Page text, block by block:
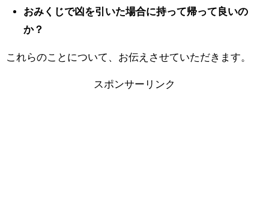
おみくじで凶を引いた場合に持って帰って良いの
か？
これらのことについて、お伝えさせていただきます。
スポンサーリンク